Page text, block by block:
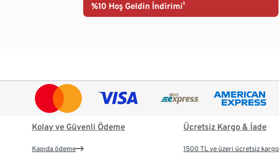
%10 Hoş Geldin İndirimi¹
Kolay ve Güvenli Ödeme
Kapıda ödeme
Ücretsiz Kargo & İade
1500 TL ve üzeri ücretsiz kargo